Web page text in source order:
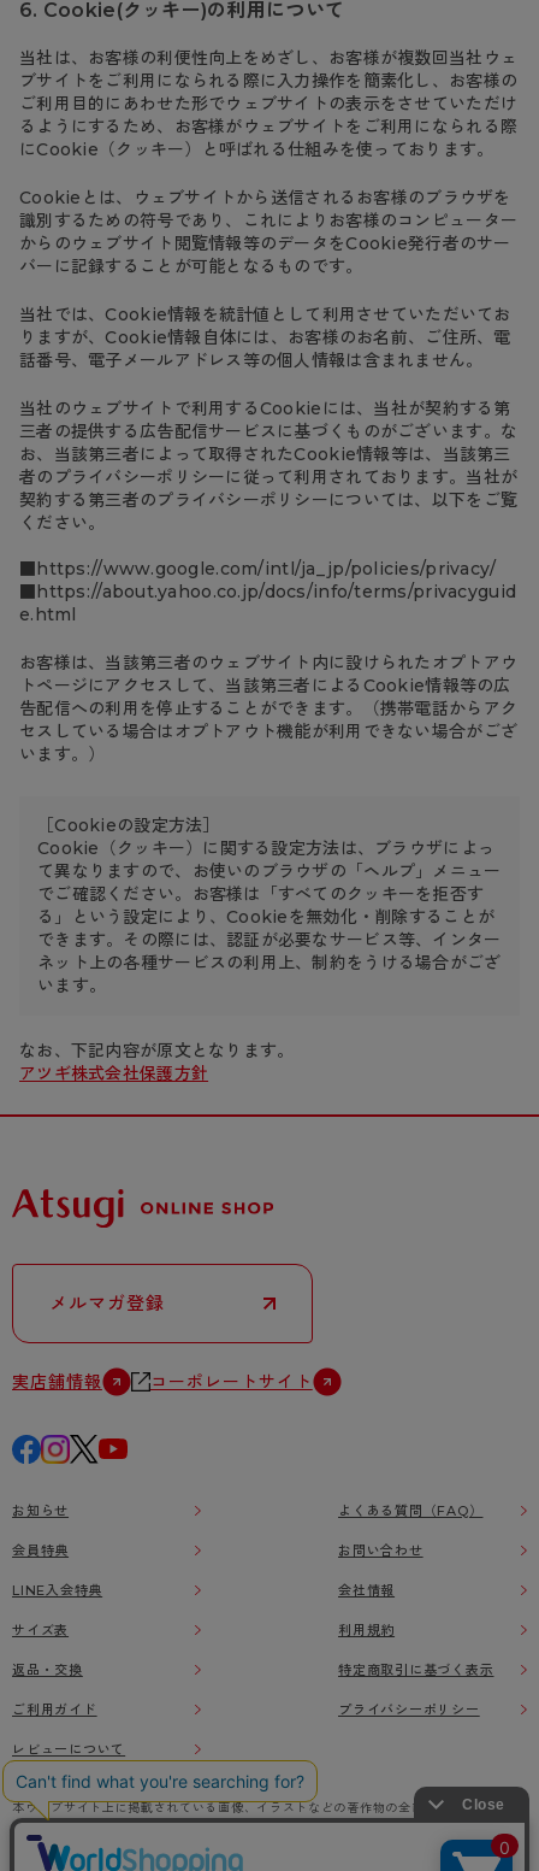
Cookie(クッキー)の利用について
当社は、お客様の利便性向上をめざし、お客様が複数回当社ウェ
ブサイトをご利用になられる際に入力操作を簡素化し、お客様の
ご利用目的にあわせた形でウェブサイトの表示をさせていただけ
るようにするため、お客様がウェブサイトをご利用になられる際
にCookie（クッキー）と呼ばれる仕組みを使っております。
Cookieとは、ウェブサイトから送信されるお客様のブラウザを
識別するための符号であり、これによりお客様のコンピューター
からのウェブサイト閲覧情報等のデータをCookie発行者のサー
バーに記録することが可能となるものです。
当社では、Cookie情報を統計値として利用させていただいてお
りますが、Cookie情報自体には、お客様のお名前、ご住所、電
話番号、電子メールアドレス等の個人情報は含まれません。
当社のウェブサイトで利用するCookieには、当社が契約する第
三者の提供する広告配信サービスに基づくものがございます。な
お、当該第三者によって取得されたCookie情報等は、当該第三
者のプライバシーポリシーに従って利用されております。当社が
契約する第三者のプライバシーポリシーについては、以下をご覧
ください。
■https://www.google.com/intl/ja_jp/policies/privacy/
■https://about.yahoo.co.jp/docs/info/terms/privacyguid
e.html
お客様は、当該第三者のウェブサイト内に設けられたオプトアウ
トページにアクセスして、当該第三者によるCookie情報等の広
告配信への利用を停止することができます。（携帯電話からアク
セスしている場合はオプトアウト機能が利用できない場合がござ
います。）
［Cookieの設定方法］
Cookie（クッキー）に関する設定方法は、ブラウザによっ
て異なりますので、お使いのブラウザの「ヘルプ」メニュー
でご確認ください。お客様は「すべてのクッキーを拒否す
る」という設定により、Cookieを無効化・削除することが
できます。その際には、認証が必要なサービス等、インター
ネット上の各種サービスの利用上、制約をうける場合がござ
います。
なお、下記内容が原文となります。
アツギ株式会社保護方針
メルマガ登録
実店舗情報 コーポレートサイト
お知らせ
会員特典
LINE入会特典
サイズ表
返品・交換
ご利用ガイド
レビューについて
よくある質問（FAQ）
お問い合わせ
会社情報
利用規約
特定商取引に基づく表示
プライバシーポリシー
本ウェブサイト上に掲載されている画像、イラストなどの著作物の全部または一部をアツ